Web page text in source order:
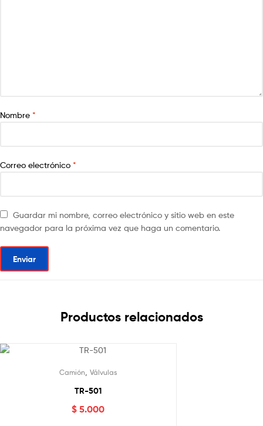
Nombre *
Correo electrónico *
Guardar mi nombre, correo electrónico y sitio web en este
navegador para la próxima vez que haga un comentario.
Productos relacionados
Camión Válvulas
TR-501
$ 5.000